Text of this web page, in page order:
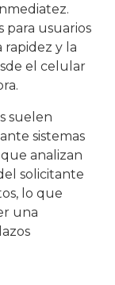
para usuarios
y la
el celular
suelen
sistemas
analizan
solicitante
lo que
una